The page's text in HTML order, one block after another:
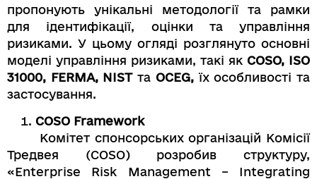
пропонують унікальні методології та рамки
для ідентифікації, оцінки та управління
ризиками. У цьому огляді розглянуто основні
моделі управління ризиками, такі як COSO, ISO
31000, FERMA, NISTта OCEG,їх особливості та
застосування.
COSO Framework
Комітет спонсорських організацій Комісії
Тредвея (COSO) розробив структуру,
«Enterprise Risk Management – Integrating